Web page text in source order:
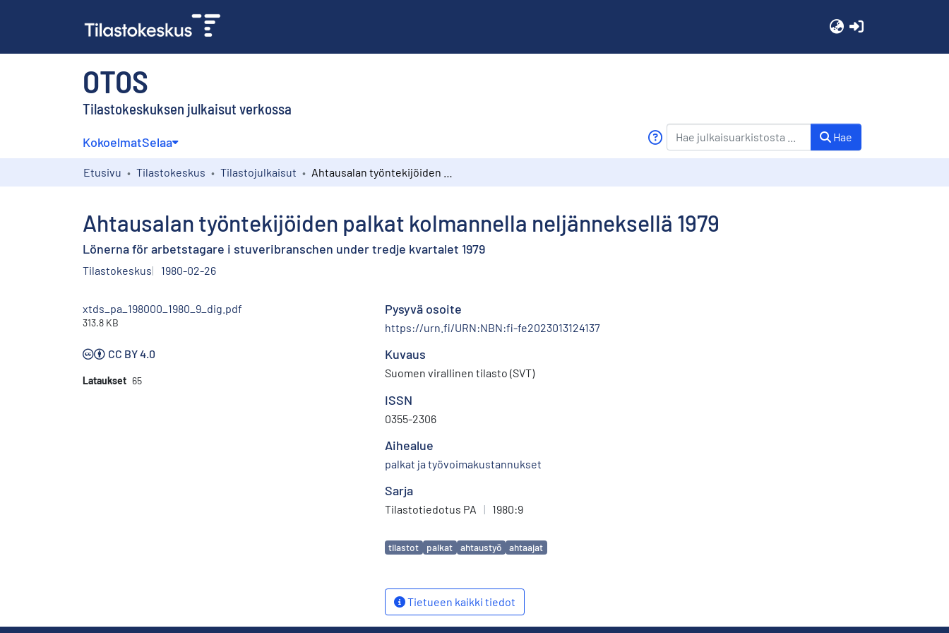
OTOS
Tilastokeskuksen julkaisut verkossa
KokoelmatSelaa Hae
Etusivu Tilastokeskus Tilastojulkaisut
Ahtausalan työntekijöiden palkat kolmannella neljänneksellä 1979
Lönerna för arbetstagare i stuveribranschen under tredje kvartalet 1979
Tilastokeskus 1980-02-26
xtds_pa_198000_1980_9_dig.pdf
313.8 KB
CC BY 4.0
Lataukset 65
Pysyvä osoite
https://urn.fi/URN:NBN:fi-fe2023013124137
Kuvaus
Suomen virallinen tilasto (SVT)
ISSN
0355-2306
Aihealue
palkat ja työvoimakustannukset
Sarja
Tilastotiedotus PA | 1980:9
Avainsanat
tilastot palkat ahtaustyö ahtaajat
Tietueen kaikki tiedot